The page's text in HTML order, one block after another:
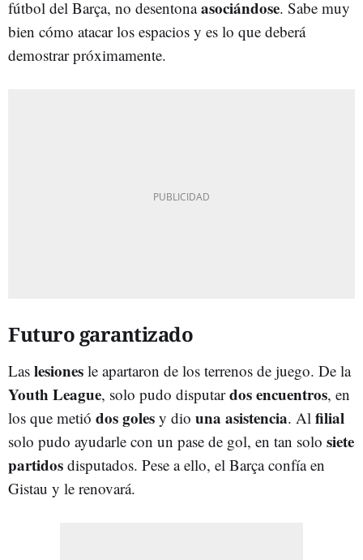
fútbol del Barça, no desentonaasociándose. Sabe muy
bien cómo atacar los espacios y es lo que deberá
demostrar próximamente.
Futuro garantizado
Las lesiones le apartaron de los terrenos de juego. De la
Youth League, solo pudo disputardos encuentros, en
los que metió dos goles y dio una asistencia. Al filial
solo pudo ayudarle con un pase de gol, en tan solo siete
partidos disputados. Pese a ello, el Barça confía en
Gistau y le renovará.